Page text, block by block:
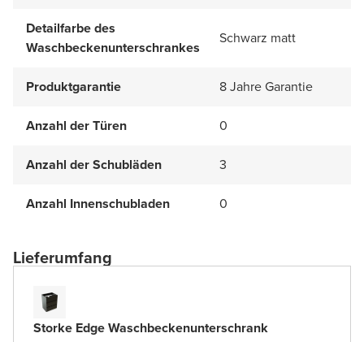
Detailfarbe des
Waschbeckenunterschrankes
Schwarz matt
Produktgarantie 8 Jahre Garantie
Anzahl der Türen 0
Anzahl der Schubläden 3
Anzahl Innenschubladen 0
Lieferumfang
Storke Edge Waschbeckenunterschrank